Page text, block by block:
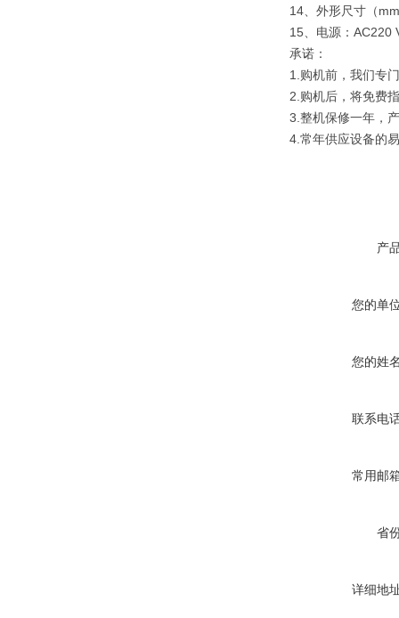
14、外形尺寸（
15、电源：AC220
承诺：
1.购机前，我们专
2.购机后，将免费
3.整机保修一年，
4.常年供应设备的
产
您的单
您的姓
联系电
常用邮
省
详细地